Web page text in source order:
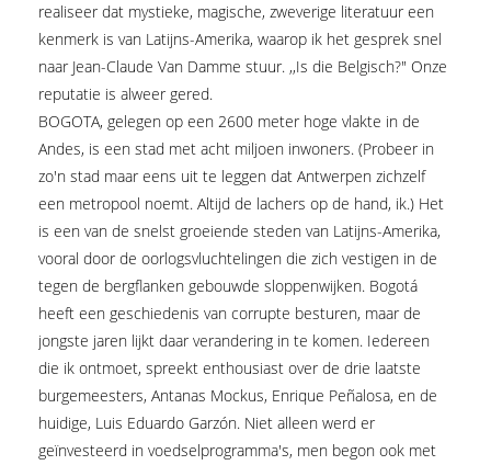
realiseer dat mystieke, magische, zweverige literatuur een
kenmerk is van Latijns-Amerika, waarop ik het gesprek snel
naar Jean-Claude Van Damme stuur. ,,Is die Belgisch?" Onze
reputatie is alweer gered.
BOGOTA, gelegen op een 2600 meter hoge vlakte in de
Andes, is een stad met acht miljoen inwoners. (Probeer in
zo'n stad maar eens uit te leggen dat Antwerpen zichzelf
een metropool noemt. Altijd de lachers op de hand, ik.) Het
is een van de snelst groeiende steden van Latijns-Amerika,
vooral door de oorlogsvluchtelingen die zich vestigen in de
tegen de bergflanken gebouwde sloppenwijken. Bogotá
heeft een geschiedenis van corrupte besturen, maar de
jongste jaren lijkt daar verandering in te komen. Iedereen
die ik ontmoet, spreekt enthousiast over de drie laatste
burgemeesters, Antanas Mockus, Enrique Peñalosa, en de
huidige, Luis Eduardo Garzón. Niet alleen werd er
geïnvesteerd in voedselprogramma's, men begon ook met